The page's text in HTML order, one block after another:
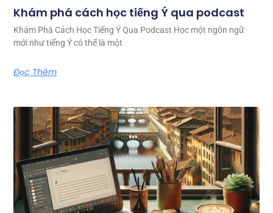
Khám phá cách học tiếng Ý qua podcast
Khám Phá Cách Học Tiếng Ý Qua Podcast Học một ngôn ngữ
mới như tiếng Ý có thể là một
Đọc Thêm